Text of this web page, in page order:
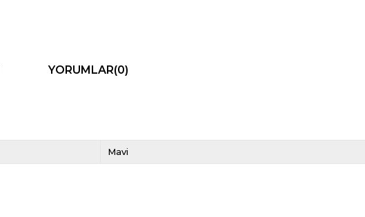
YORUMLAR(0)
Mavi